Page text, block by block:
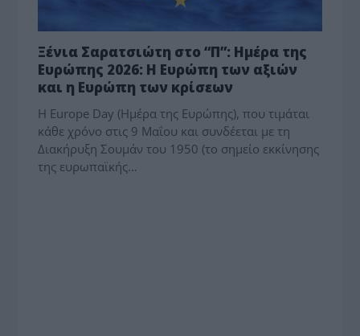
Ξένια Σαρατσιώτη στο “Π”: Ημέρα της
Ευρώπης 2026: Η Ευρώπη των αξιών
και η Ευρώπη των κρίσεων
Η Europe Day (Ημέρα της Ευρώπης), που τιμάται
κάθε χρόνο στις 9 Μαΐου και συνδέεται με τη
Διακήρυξη Σουμάν του 1950 (το σημείο εκκίνησης
της ευρωπαϊκής…